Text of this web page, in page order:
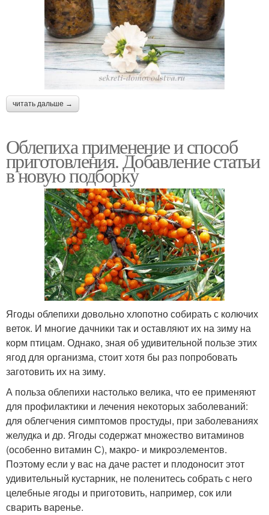
читать дальше →
Облепиха применение и способ
приготовления. Добавление статьи
в новую подборку
Ягоды облепихи довольно хлопотно собирать с колючих
веток. И многие дачники так и оставляют их на зиму на
корм птицам. Однако, зная об удивительной пользе этих
ягод для организма, стоит хотя бы раз попробовать
заготовить их на зиму.
А польза облепихи настолько велика, что ее применяют
для профилактики и лечения некоторых заболеваний:
для облегчения симптомов простуды, при заболеваниях
желудка и др. Ягоды содержат множество витаминов
(особенно витамин С), макро- и микроэлементов.
Поэтому если у вас на даче растет и плодоносит этот
удивительный кустарник, не поленитесь собрать с него
целебные ягоды и приготовить, например, сок или
сварить варенье.